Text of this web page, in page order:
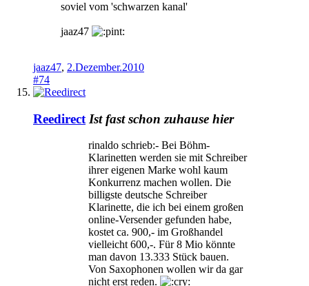
soviel vom 'schwarzen kanal'
jaaz47
jaaz47, 2.Dezember.2010
#74
Reedirect Ist fast schon zuhause hier
rinaldo schrieb:- Bei Böhm-
Klarinetten werden sie mit Schreiber
ihrer eigenen Marke wohl kaum
Konkurrenz machen wollen. Die
billigste deutsche Schreiber
Klarinette, die ich bei einem großen
online-Versender gefunden habe,
kostet ca. 900,- im Großhandel
vielleicht 600,-. Für 8 Mio könnte
man davon 13.333 Stück bauen.
Von Saxophonen wollen wir da gar
nicht erst reden.